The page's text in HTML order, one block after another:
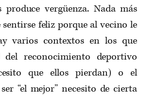
vergüenza. Nada más
feliz porque al vecino le
varios contextos en los que
del reconocimiento deportivo
que ellos pierdan) o el
“el mejor” necesito de cierta